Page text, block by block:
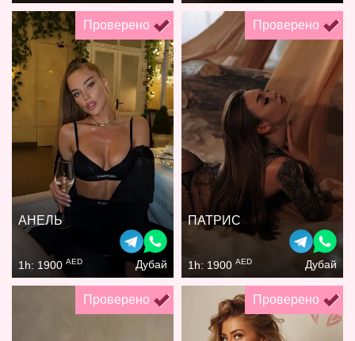
Проверено
АНЕЛЬ
1h: 1900 AED Дубай
Проверено
ПАТРИС
1h: 1900 AED Дубай
Проверено Проверено